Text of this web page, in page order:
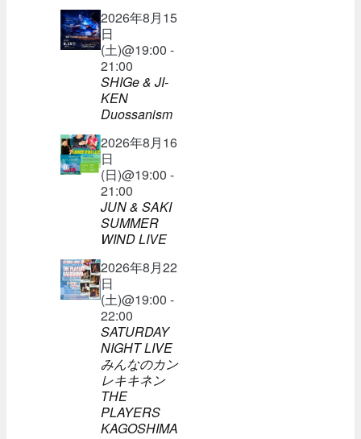
2026年8月15
日
(土)@19:00 -
21:00
SHIGe & JI-
KEN
Duossanism
2026年8月16
日
(日)@19:00 -
21:00
JUN & SAKI
SUMMER
WIND LIVE
2026年8月22
日
(土)@19:00 -
22:00
SATURDAY
NIGHT LIVE
みんなのカン
レキキネン
THE
PLAYERS
KAGOSHIMA